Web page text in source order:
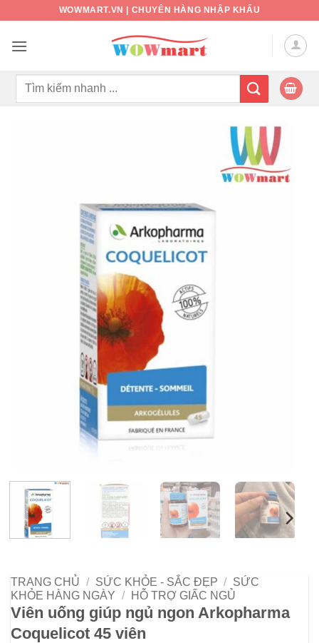
nội
WOWMART.VN | CHUYÊN HÀNG NHẬP KHẨU
Tìm
TRANG CHỦ / SỨC KHỎE - SẮC ĐẸP / SỨC
KHỎE HÀNG NGÀY / HỖ TRỢ GIẤC NGỦ
Viên uống giúp ngủ ngon Arkopharma
Coquelicot 45 viên